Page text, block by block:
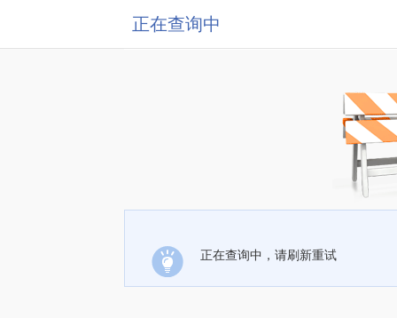
正在查询中
正在查询中，请刷新重试